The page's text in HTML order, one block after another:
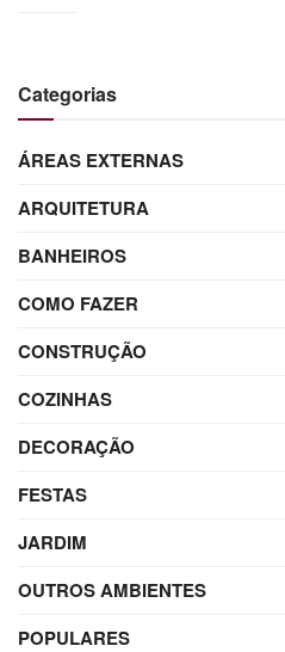
Categorias
ÁREAS EXTERNAS
ARQUITETURA
BANHEIROS
COMO FAZER
CONSTRUÇÃO
COZINHAS
DECORAÇÃO
FESTAS
JARDIM
OUTROS AMBIENTES
POPULARES